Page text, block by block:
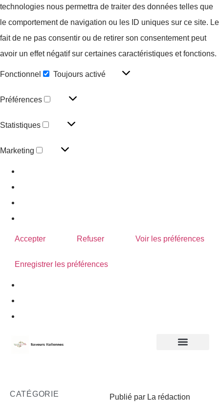
technologies nous permettra de traiter des données telles que
le comportement de navigation ou les ID uniques sur ce site. Le
fait de ne pas consentir ou de retirer son consentement peut
avoir un effet négatif sur certaines caractéristiques et fonctions.
Fonctionnel Toujours activé
Préférences
Statistiques
Marketing
Accepter Refuser Voir les préférences
Enregistrer les préférences
CATÉGORIE Publié par La rédaction